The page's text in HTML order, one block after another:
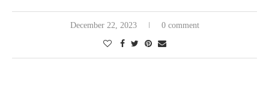
December 22, 2023 0 comment